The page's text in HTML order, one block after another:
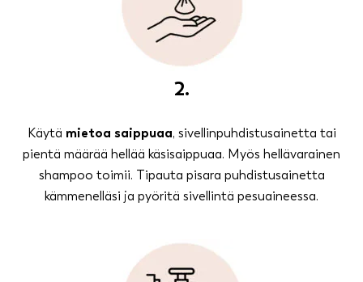
2.
Käytä mietoa saippuaa, sivellinpuhdistusainetta tai
pientä määrää hellää käsisaippuaa. Myös hellävarainen
shampoo toimii. Tipauta pisara puhdistusainetta
kämmenelläsi ja pyöritä sivellintä pesuaineessa.